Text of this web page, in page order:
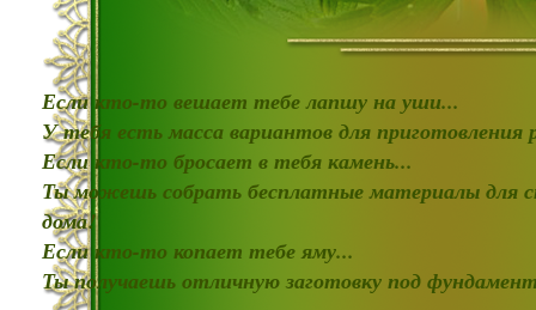
Если кто-то вешает тебе лапшу на уши...
У тебя есть масса вариантов для
Если кто-то бросает в тебя камень...
Ты можешь собрать бесплатные материалы для
дома!
Если кто-то копает тебе яму...
Ты получаешь отличную заготовку под